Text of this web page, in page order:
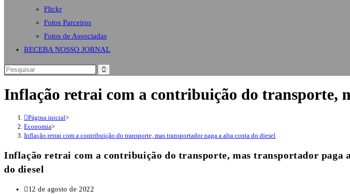
Flickr
Fotos Parceiros
Fotos de Associadas
RECEBA NOSSO JORNAL
Inflação retrai com a contribuição do transporte,
Página inicial>
Economia>
Inflação retrai com a contribuição do transporte, mas transportador paga a alta conta do diesel
Inflação retrai com a contribuição do transporte, mas transportador paga
do diesel
Post12 de agosto de 2022